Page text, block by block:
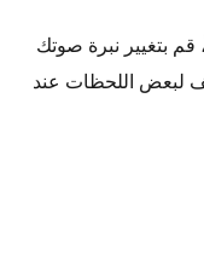
قم بتغيير نبرة صوتك
لبعض اللحظات عند